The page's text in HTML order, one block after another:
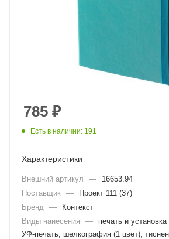
785 ₽
Есть в наличии: 191
Характеристики
Внешний артикул —
16653.94
Поставщик —
Проект 111 (37)
Бренд
—
Контекст
Виды нанесения
—
печать и
УФ-печать, шелкография (1 цвет),